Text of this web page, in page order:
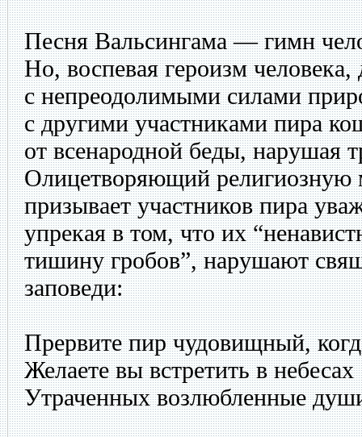
Песня Вальсингама — гимн
Но, воспевая героизм
с непреодолимыми силами
с другими участниками пира
от всенародной беды, нарушая
Олицетворяющий религиозную
призывает участников пира
упрекая в том, что их
тишину гробов”, нарушают
заповеди:
Прервите пир чудовищный,
Желаете вы встретить в небесах
Утраченных возлюбленные